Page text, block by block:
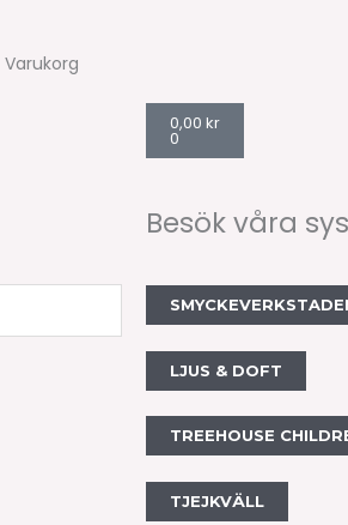
Varukorg
0,00 kr
0
Varukorg
Besök våra
LJUS & DOFT
TREEHOUSE
TJEJKVÄLL